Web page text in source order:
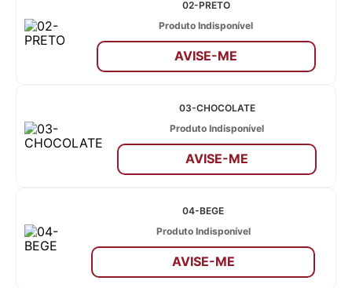
02-PRETO
Produto Indisponível
AVISE-ME
03-CHOCOLATE
Produto Indisponível
AVISE-ME
04-BEGE
Produto Indisponível
AVISE-ME